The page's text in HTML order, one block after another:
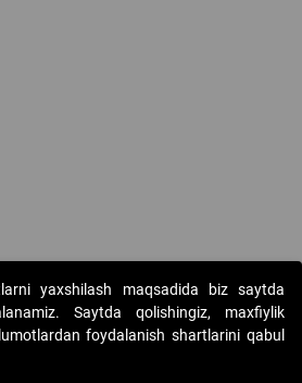
onlayn-auksionlarni
yaxshilash maqsadida biz saytda
Saytda qolishingiz, maxfiylik
foydalanish shartlarini qabul